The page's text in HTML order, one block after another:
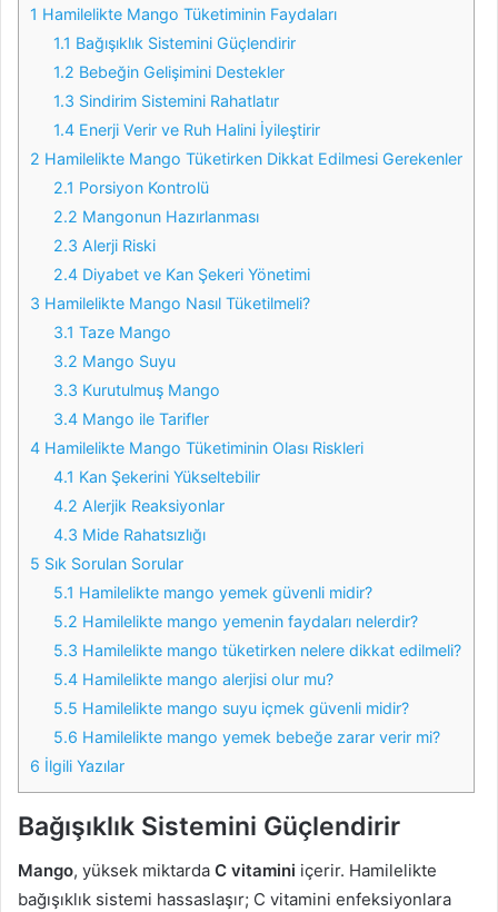
1 Hamilelikte Mango Tüketiminin Faydaları
1.1 Bağışıklık Sistemini Güçlendirir
1.2 Bebeğin Gelişimini Destekler
1.3 Sindirim Sistemini Rahatlatır
1.4 Enerji Verir ve Ruh Halini İyileştirir
2 Hamilelikte Mango Tüketirken Dikkat Edilmesi Gerekenler
2.1 Porsiyon Kontrolü
2.2 Mangonun Hazırlanması
2.3 Alerji Riski
2.4 Diyabet ve Kan Şekeri Yönetimi
3 Hamilelikte Mango Nasıl Tüketilmeli?
3.1 Taze Mango
3.2 Mango Suyu
3.3 Kurutulmuş Mango
3.4 Mango ile Tarifler
4 Hamilelikte Mango Tüketiminin Olası Riskleri
4.1 Kan Şekerini Yükseltebilir
4.2 Alerjik Reaksiyonlar
4.3 Mide Rahatsızlığı
5 Sık Sorulan Sorular
5.1 Hamilelikte mango yemek güvenli midir?
5.2 Hamilelikte mango yemenin faydaları nelerdir?
5.3 Hamilelikte mango tüketirken nelere dikkat edilmeli?
5.4 Hamilelikte mango alerjisi olur mu?
5.5 Hamilelikte mango suyu içmek güvenli midir?
5.6 Hamilelikte mango yemek bebeğe zarar verir mi?
6 İlgili Yazılar
Bağışıklık Sistemini Güçlendirir
Mango, yüksek miktarda C vitamini içerir. Hamilelikte
bağışıklık sistemi hassaslaşır; C vitamini enfeksiyonlara